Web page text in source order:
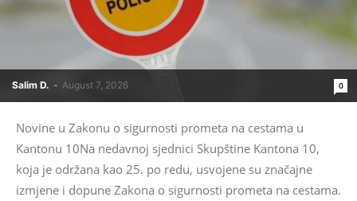
Salim D. - August 7, 2026 0
Novine u Zakonu o sigurnosti prometa na cestama u
Kantonu 10Na nedavnoj sjednici Skupštine Kantona 10,
koja je održana kao 25. po redu, usvojene su značajne
izmjene i dopune Zakona o sigurnosti prometa na cestama.